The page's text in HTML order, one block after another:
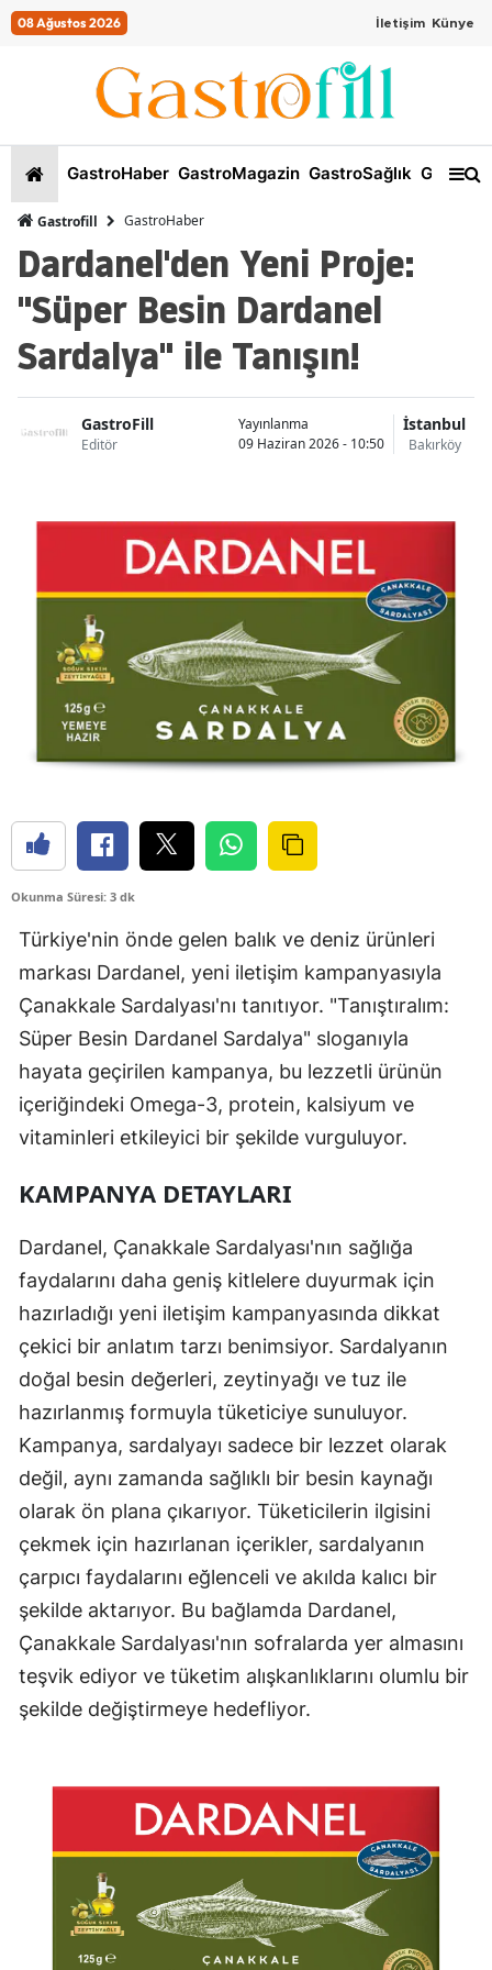
08 Ağustos 2026 İletişim Künye
GastroHaber GastroMagazin GastroSağlık
Gastrofill GastroHaber
Dardanel'den Yeni Proje:
"Süper Besin Dardanel
Sardalya" ile Tanışın!
GastroFill
Editör
Yayınlanma
09 Haziran 2026 - 10:50
İstanbul
Bakırköy
Okunma Süresi: 3 dk
Türkiye'nin önde gelen balık ve deniz ürünleri
markası Dardanel, yeni iletişim kampanyasıyla
Çanakkale Sardalyası'nı tanıtıyor. "Tanıştıralım:
Süper Besin Dardanel Sardalya" sloganıyla
hayata geçirilen kampanya, bu lezzetli ürünün
içeriğindeki Omega-3, protein, kalsiyum ve
vitaminleri etkileyici bir şekilde vurguluyor.
KAMPANYA DETAYLARI
Dardanel, Çanakkale Sardalyası'nın sağlığa
faydalarını daha geniş kitlelere duyurmak için
hazırladığı yeni iletişim kampanyasında dikkat
çekici bir anlatım tarzı benimsiyor. Sardalyanın
doğal besin değerleri, zeytinyağı ve tuz ile
hazırlanmış formuyla tüketiciye sunuluyor.
Kampanya, sardalyayı sadece bir lezzet olarak
değil, aynı zamanda sağlıklı bir besin kaynağı
olarak ön plana çıkarıyor. Tüketicilerin ilgisini
çekmek için hazırlanan içerikler, sardalyanın
çarpıcı faydalarını eğlenceli ve akılda kalıcı bir
şekilde aktarıyor. Bu bağlamda Dardanel,
Çanakkale Sardalyası'nın sofralarda yer almasını
teşvik ediyor ve tüketim alışkanlıklarını olumlu bir
şekilde değiştirmeye hedefliyor.